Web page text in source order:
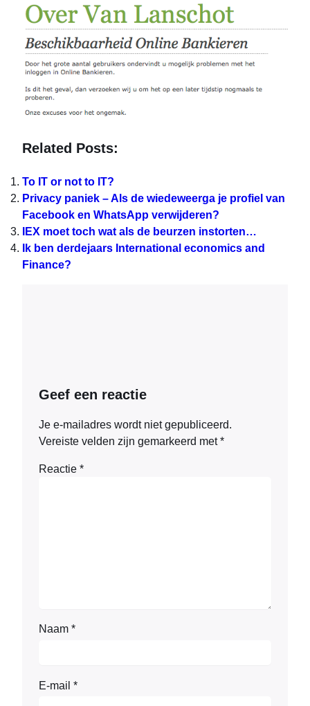
Related Posts:
To IT or not to IT?
Privacy paniek – Als de wiedeweerga je profiel van
Facebook en WhatsApp verwijderen?
IEX moet toch wat als de beurzen instorten…
Ik ben derdejaars International economics and
Finance?
Geef een reactie
Je e-mailadres wordt niet gepubliceerd.
Vereiste velden zijn gemarkeerd met*
Reactie *
Naam *
E-mail *